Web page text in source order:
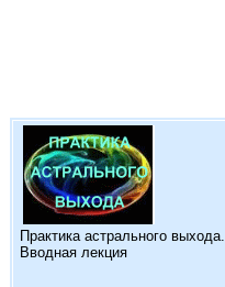
Практика астрального выхода.
Вводная лекция